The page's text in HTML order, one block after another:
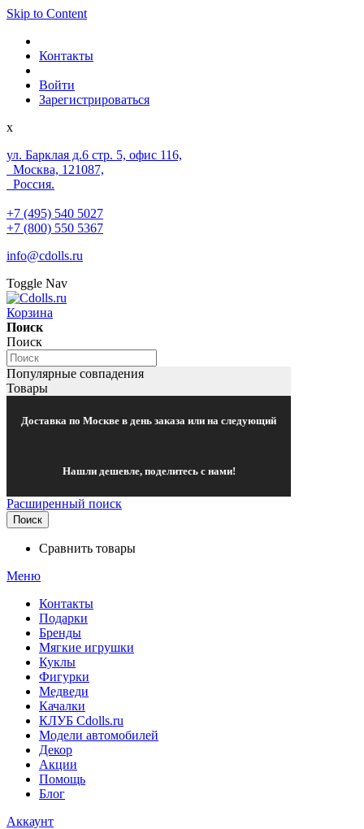
Skip to Content
Контакты
Войти
Зарегистрироваться
x
ул. Барклая д.6 стр. 5, офис 116,
Москва, 121087,
Россия.
+7 (495) 540 5027
+7 (800) 550 5367
info@cdolls.ru
Toggle Nav
Корзина
Поиск
Поиск
Популярные совпадения
Товары
Доставка по Москве в день заказа или на следующий
Нашли дешевле, поделитесь с нами!
Расширенный поиск
Поиск
Сравнить товары
Меню
Контакты
Подарки
Бренды
Мягкие игрушки
Куклы
Фигурки
Медведи
Качалки
КЛУБ Cdolls.ru
Модели автомобилей
Декор
Акции
Помощь
Блог
Аккаунт